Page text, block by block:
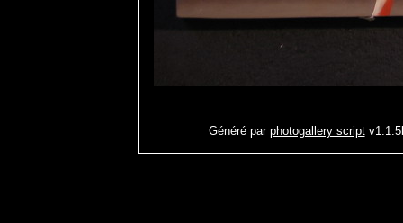
Généré par photogallery script